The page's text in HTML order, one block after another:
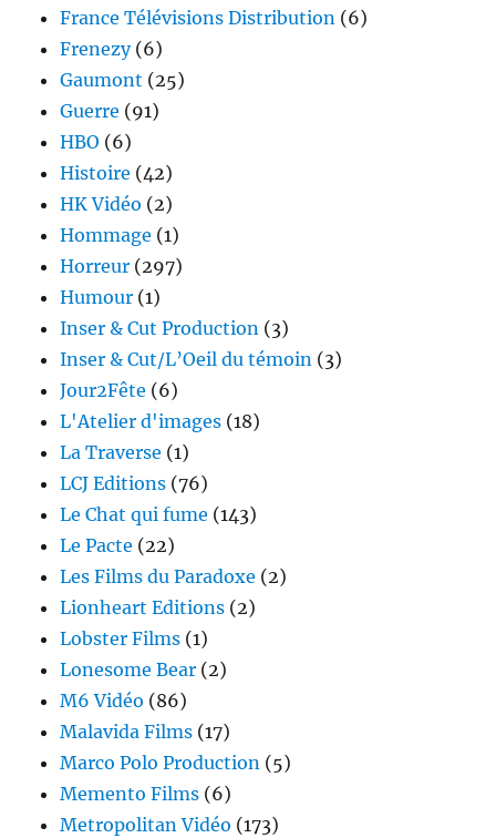
France Télévisions Distribution (6)
Frenezy(6)
Gaumont (25)
Guerre (91)
HBO (6)
Histoire (42)
HK Vidéo (2)
Hommage (1)
Horreur (297)
Humour (1)
Inser & Cut Production (3)
Inser & Cut/L’Oeil du témoin (3)
Jour2Fête (6)
L'Atelier d'images (18)
La Traverse (1)
LCJ Editions (76)
Le Chat qui fume (143)
Le Pacte (22)
Les Films du Paradoxe (2)
Lionheart Editions (2)
Lobster Films (1)
Lonesome Bear (2)
M6 Vidéo (86)
Malavida Films (17)
Marco Polo Production (5)
Memento Films (6)
Metropolitan Vidéo (173)